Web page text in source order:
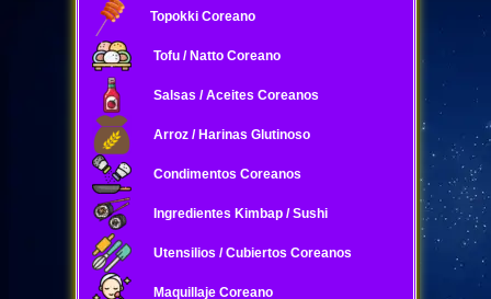
Topokki Coreano
Tofu / Natto Coreano
Salsas / Aceites Coreanos
Arroz / Harinas Glutinoso
Condimentos Coreanos
Ingredientes Kimbap / Sushi
Utensilios / Cubiertos Coreanos
Maquillaje Coreano